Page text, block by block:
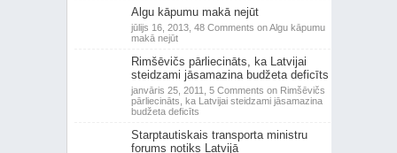
Algu kāpumu makā nejūt
jūlijs 16, 2013, 48 Comments on Algu kāpumu
makā nejūt
Rimšēvičs pārliecināts, ka Latvijai
steidzami jāsamazina budžeta deficīts
janvāris 25, 2011, 5 Comments on Rimšēvičs
pārliecināts, ka Latvijai steidzami jāsamazina
budžeta deficīts
Starptautiskais transporta ministru
forums notiks Latvijā